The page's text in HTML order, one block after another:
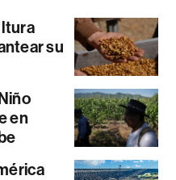
su
en